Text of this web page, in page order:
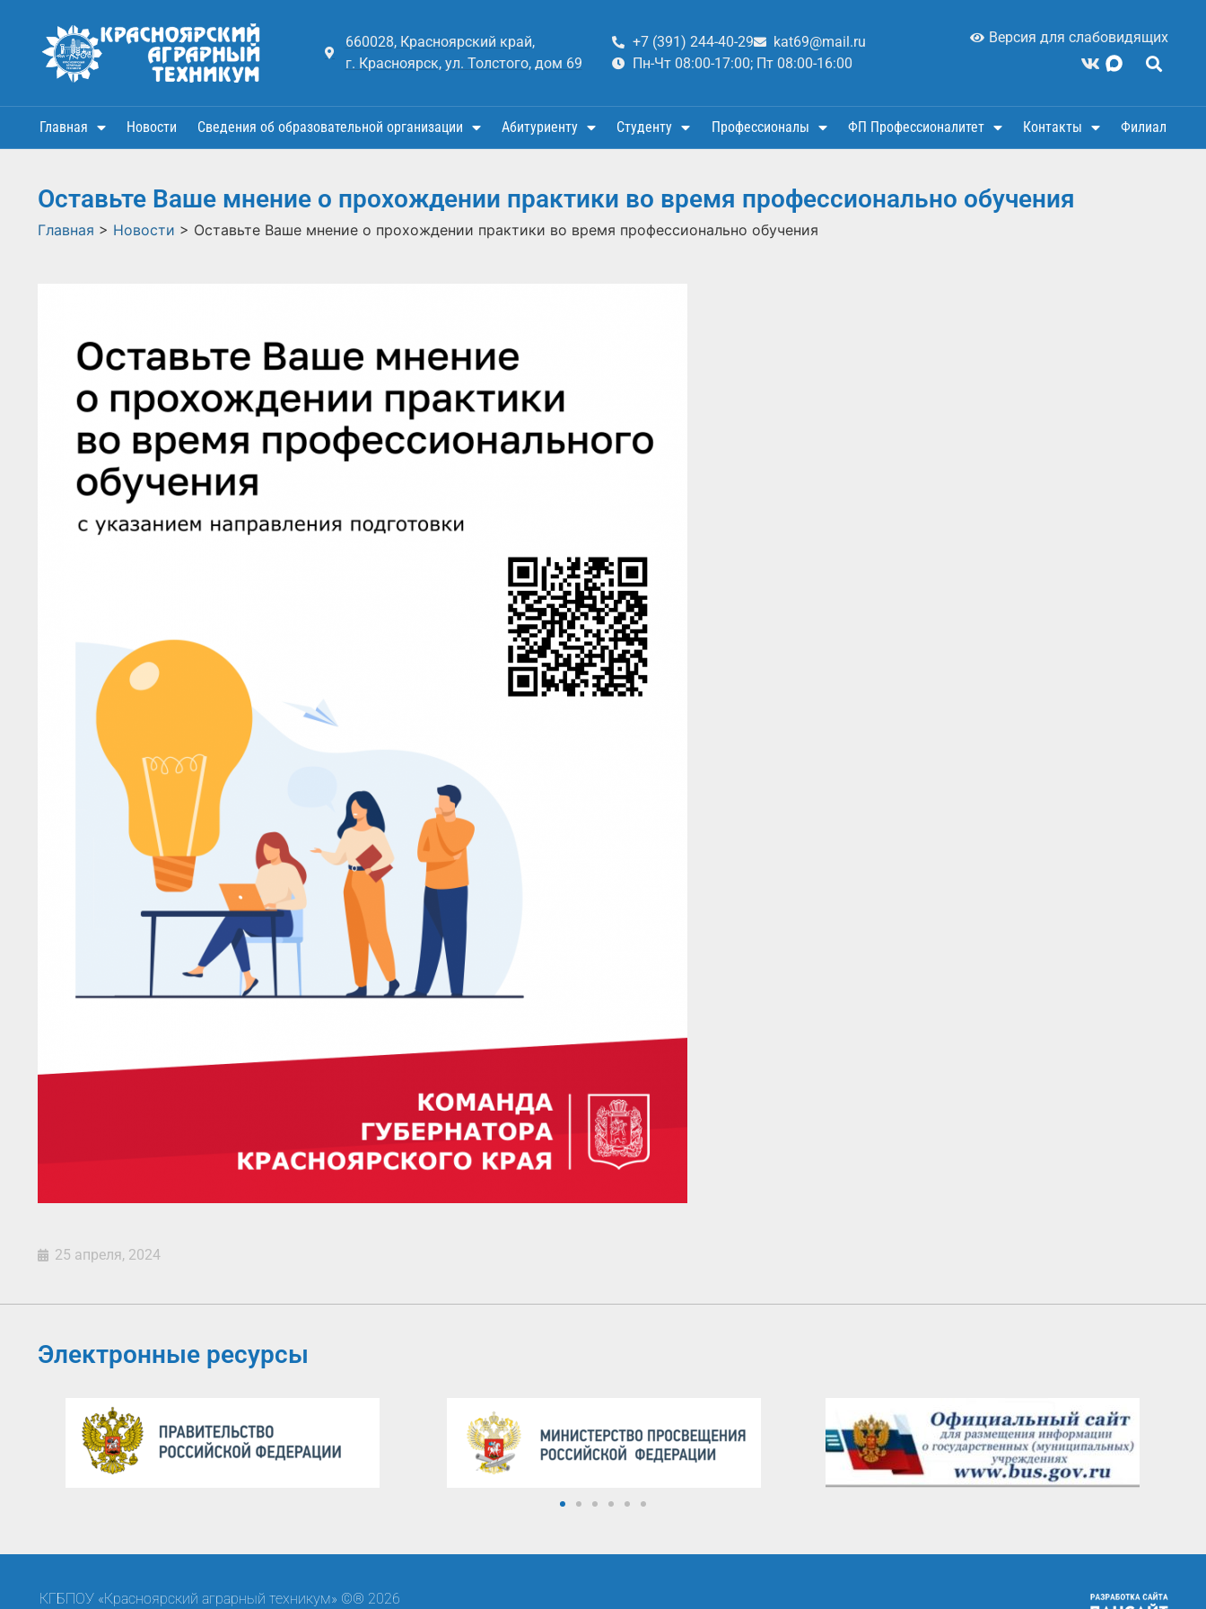
660028, Красноярский край,
г. Красноярск, ул. Толстого, дом 69
+7 (391) 244-40-29
kat69@mail.ru
Пн-Чт 08:00-17:00; Пт 08:00-16:00
Версия для слабовидящих
Главная Новости Сведения об образовательной организации Абитуриенту Студенту Профессионалы ФП Профессионалитет Контакты Филиал
Оставьте Ваше мнение о прохождении практики во время профессионально обучения
Главная > Новости > Оставьте Ваше мнение о прохождении практики во время профессионально обучения
25 апреля, 2024
Электронные ресурсы
КГБПОУ «Красноярский аграрный техникум» ©® 2026